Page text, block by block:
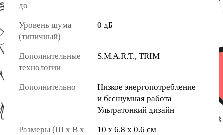
до
Уровень шума
(типичный)
0 дБ
Дополнительные
технологии
S.M.A.R.T., TRIM
Дополнительно
Низкое энергопотребление
и бесшумная работа
Ультратонкий дизайн
Размеры (Ш х В х
10 x 6.8 x 0.6 см